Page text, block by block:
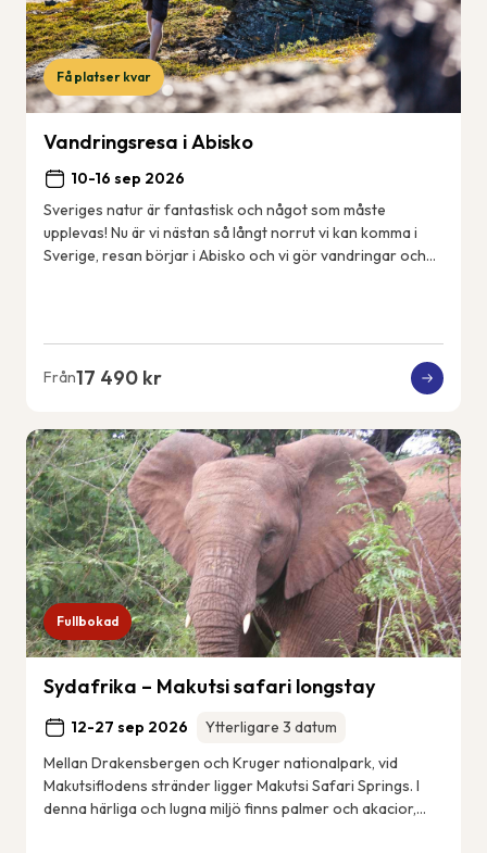
Få platser kvar
Vandringsresa i Abisko
10-16 sep 2026
Sveriges natur är fantastisk och något som måste
upplevas! Nu är vi nästan så långt norrut vi kan komma i
Sverige, resan börjar i Abisko och vi gör vandringar och
Från17 490 kr
Fullbokad
Sydafrika – Makutsi safari longstay
12-27 sep 2026
Ytterligare 3 datum
Mellan Drakensbergen och Kruger nationalpark, vid
Makutsiflodens stränder ligger Makutsi Safari Springs. I
denna härliga och lugna miljö finns palmer och akacior,